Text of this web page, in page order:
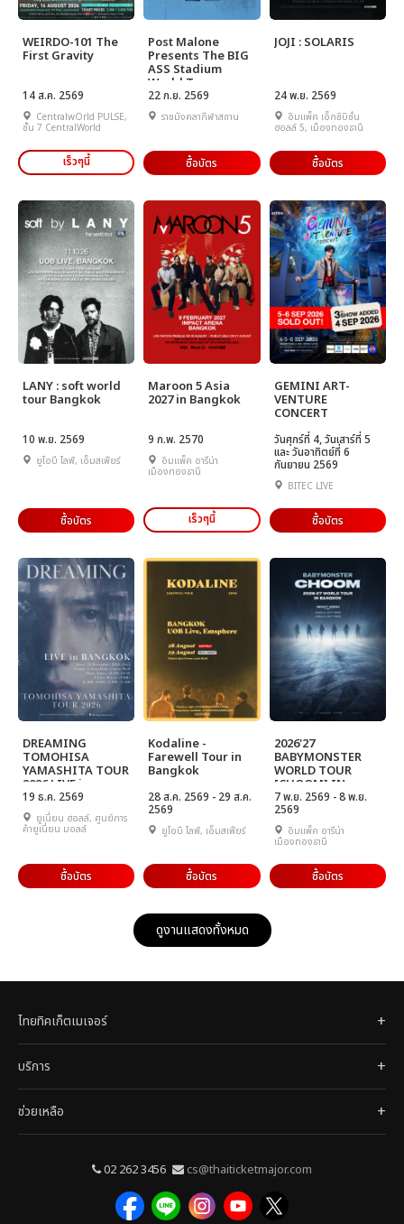
WEIRDO-101 The
First Gravity
14 ส.ค. 2569
CentralwOrld PULSE,
ชั้น 7 CentralWorld
เร็วๆนี้
Post Malone
Presents The BIG
ASS Stadium
World Tour
22 ก.ย. 2569
ราชมังคลากีฬาสถาน
ซื้อบัตร
JOJI : SOLARIS
24 พ.ย. 2569
อิมแพ็ค เอ็กซิบิชั่น
ฮอลล์ 5, เมืองทองธานี
ซื้อบัตร
LANY : soft world
tour Bangkok
10 พ.ย. 2569
ยูโอบี ไลฟ์, เอ็มสเฟียร์
ซื้อบัตร
Maroon 5 Asia
2027 in Bangkok
9 ก.พ. 2570
อิมแพ็ค อารีน่า
เมืองทองธานี
เร็วๆนี้
GEMINI ART-
VENTURE
CONCERT
วันศุกร์ที่ 4, วันเสาร์ที่ 5
และ วันอาทิตย์ที่ 6
กันยายน 2569
BITEC LIVE
ซื้อบัตร
DREAMING
TOMOHISA
YAMASHITA TOUR
2026 LIVE in
BANGKOK
19 ธ.ค. 2569
ยูเนี่ยน ฮอลล์, ศูนย์การ
ค้ายูเนี่ยน มอลล์
ซื้อบัตร
Kodaline -
Farewell Tour in
Bangkok
28 ส.ค. 2569 - 29 ส.ค.
2569
ยูโอบี ไลฟ์, เอ็มสเฟียร์
ซื้อบัตร
2026'27
BABYMONSTER
WORLD TOUR
[CHOOM] IN
BANGKOK
7 พ.ย. 2569 - 8 พ.ย.
2569
อิมแพ็ค อารีน่า
เมืองทองธานี
ซื้อบัตร
ดูงานแสดงทั้งหมด
ไทยทิคเก็ตเมเจอร์
บริการ
ช่วยเหลือ
02 262 3456 cs@thaiticketmajor.com